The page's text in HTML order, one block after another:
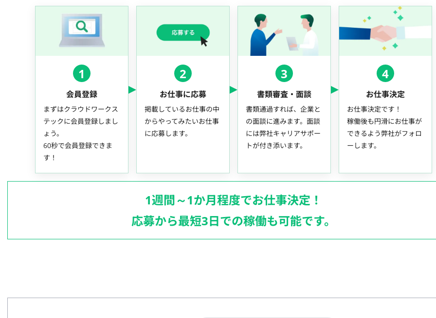
1
会員登録
まずはクラウドワークス
テックに会員登録しまし
ょう。
60秒で会員登録できま
す！
2
お仕事に応募
掲載しているお仕事の中
からやってみたいお仕事
に応募します。
3
書類審査・面談
書類通過すれば、企業と
の面談に進みます。面談
には弊社キャリアサポー
トが付き添います。
4
お仕事決定
お仕事決定です！
稼働後も円滑にお仕事が
できるよう弊社がフォロ
ーします。
1週間～1か月程度でお仕事決定！
応募から最短3日での稼働も可能です。